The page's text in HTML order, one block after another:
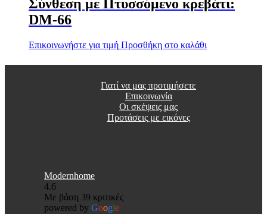
Σύνθεση με Πτυσσόμενο κρεβάτι:
DM-66
Επικοινωνήστε για τιμή Προσθήκη στο καλάθι
Γιατί να μας προτιμήσετε
Επικοινωνία
Οι σκέψεις μας
Προτάσεις με εικόνες
Modernhome
4.6
Με βάση 39 κριτικές
powered by Google